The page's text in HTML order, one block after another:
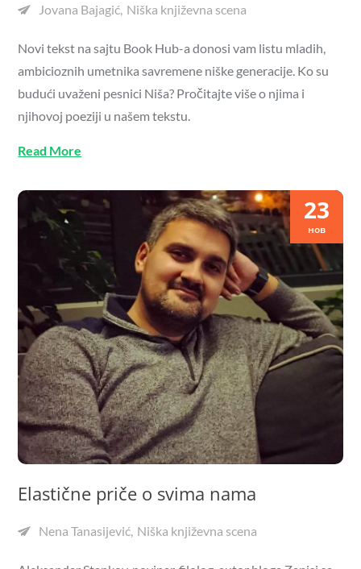
Jovana Bajagić Niška književna scena
Novi tekst na sajtu Book Hub-a donosi vam listu mladih,
ambicioznih umetnika savremene niške generacije. Ko su
budući uvaženi pesnici Niša? Pročitajte više o njima i
njihovoj poeziji u našem tekstu.
Read More
23
нов
Elastične priče o svima nama
Nena Tanasijević Niška književna scena